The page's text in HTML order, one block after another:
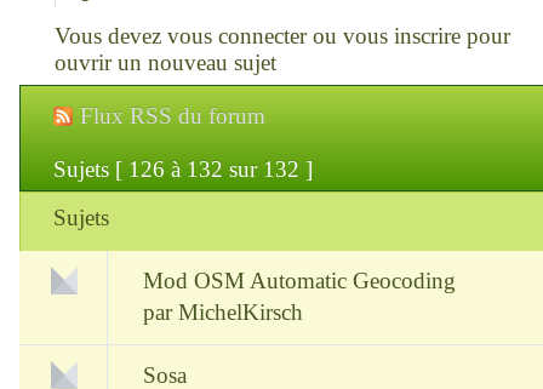
Connexion
Chronica : le site
ChroniKat : les liens
CONTACT
Vous devez vous connecterou vous inscrirepour
ouvrir un nouveau sujet
Flux RSS du forum
Sujets [ 126 à 132 sur 132 ]
Sujets
Mod OSM Automatic Geocoding
parMichelKirsch
Sosa